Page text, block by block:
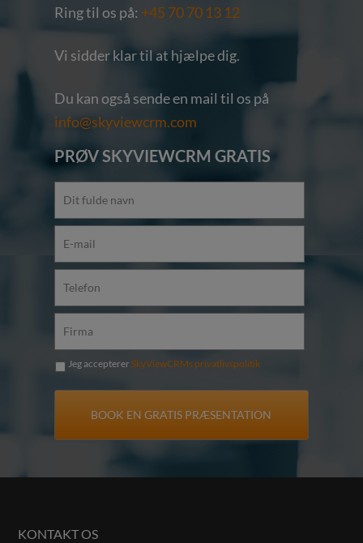
Ring til os på: +45 70 70 13 12
Vi sidder klar til at hjælpe dig.
Du kan også sende en mail til os på
info@skyviewcrm.com
PRØV SKYVIEWCRM GRATIS
Jeg accepterer SkyViewCRMs privatlivspolitik
KONTAKT OS